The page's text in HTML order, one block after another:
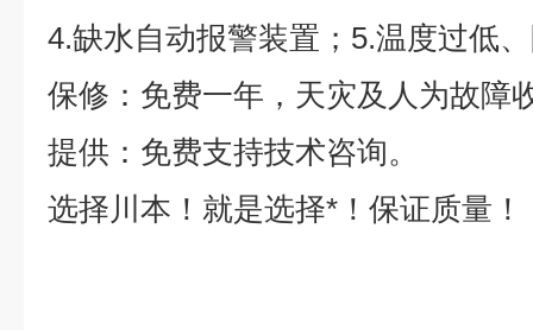
4.缺水自动报警装置；5.温度过低
保修：免费一年，天灾及人为故障
提供：免费支持技术咨询。
选择川本！就是选择*！保证质量！